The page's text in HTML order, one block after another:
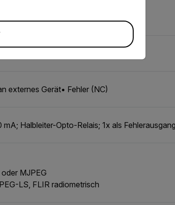
externes Gerät• Fehler (NC)
Halbleiter-Opto-Relais; 1x als
MJPEG
LS, FLIR radiometrisch